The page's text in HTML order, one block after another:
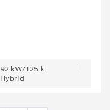
92 kW/125 k
Hybrid